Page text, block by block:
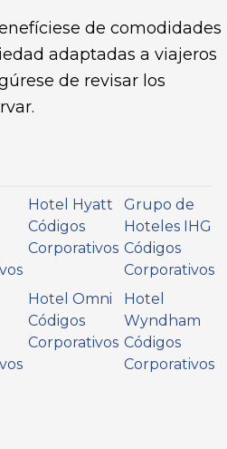
de comodidades
adaptadas a viajeros
de revisar los
Hotel Hyatt
Códigos
Corporativos
Grupo de
Hoteles IHG
Códigos
Corporativos
Hotel Omni
Códigos
Corporativos
Hotel
Wyndham
Códigos
Corporativos